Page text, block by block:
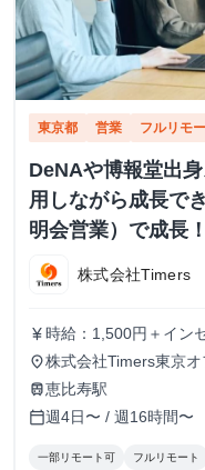
東京都 営業 フルリモ
DeNAや博報堂出
用しながら成長で
明会営業）で成長
も
株式会社Timers
currency_yen 時給：1,500円＋イン
place株式会社Timers東京オ
または在宅での勤務
宅の場合は快適なPC
train恵比寿駅
calendar_today週4日〜 / 週16時間〜
一部リモート可 フルリモート